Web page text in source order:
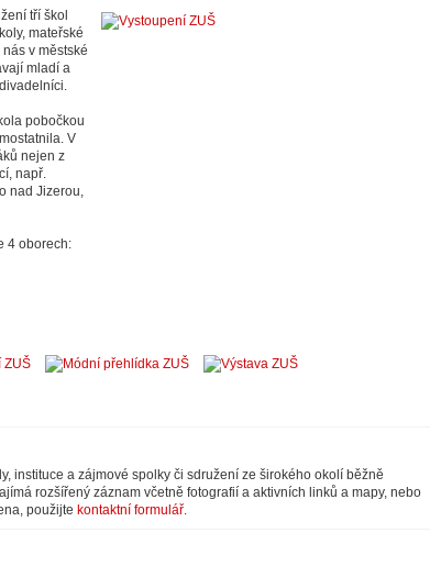
tří škol
mateřské
v městské
mladí a
pobočkou
V
nejen z
např.
nad Jizerou,
4 oborech:
instituce a zájmové spolky či sdružení ze širokého okolí běžně
rozšířený záznam včetně fotografií a aktivních linků a mapy, nebo
použijte kontaktní formulář.